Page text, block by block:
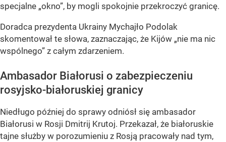
specjalne „okno”, by mogli spokojnie przekroczyć granicę.
Doradca prezydenta Ukrainy Mychajło Podolak
skomentował te słowa, zaznaczając, że Kijów „nie ma nic
wspólnego” z całym zdarzeniem.
Ambasador Białorusi o zabezpieczeniu
rosyjsko-białoruskiej granicy
Niedługo później do sprawy odniósł się ambasador
Białorusi w Rosji Dmitrij Krutoj. Przekazał, że białoruskie
tajne służby w porozumieniu z Rosją pracowały nad tym,